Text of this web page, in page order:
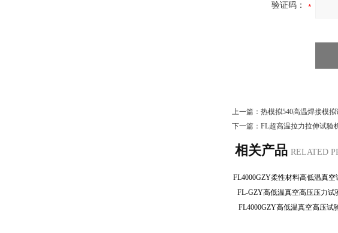
验证码：
上一篇： 热模拟540高温焊接模
下一篇： FL超高温拉力拉伸试验
相关产品 RELATED
FL-GZY高低温真空高压压力
FL4000GZY高低温真空高压